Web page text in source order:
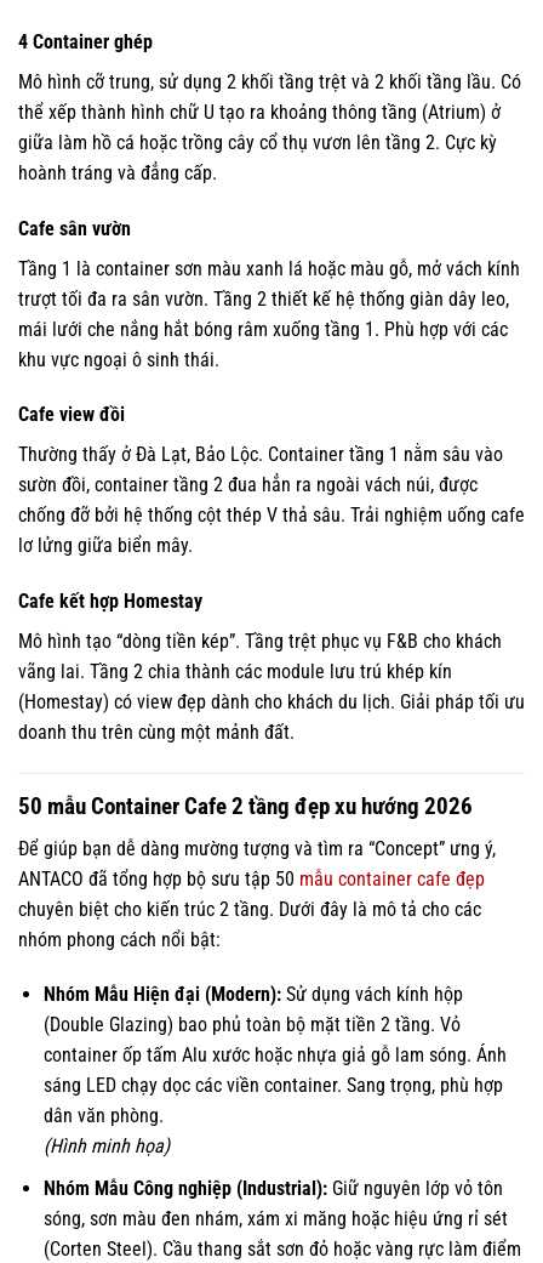
4 Container ghép
Mô hình cỡ trung, sử dụng 2 khối tầng trệt và 2 khối tầng lầu. Có
thể xếp thành hình chữ U tạo ra khoảng thông tầng (Atrium) ở
giữa làm hồ cá hoặc trồng cây cổ thụ vươn lên tầng 2. Cực kỳ
hoành tráng và đẳng cấp.
Cafe sân vườn
Tầng 1 là container sơn màu xanh lá hoặc màu gỗ, mở vách kính
trượt tối đa ra sân vườn. Tầng 2 thiết kế hệ thống giàn dây leo,
mái lưới che nắng hắt bóng râm xuống tầng 1. Phù hợp với các
khu vực ngoại ô sinh thái.
Cafe view đồi
Thường thấy ở Đà Lạt, Bảo Lộc. Container tầng 1 nằm sâu vào
sườn đồi, container tầng 2 đua hẳn ra ngoài vách núi, được
chống đỡ bởi hệ thống cột thép V thả sâu. Trải nghiệm uống cafe
lơ lửng giữa biển mây.
Cafe kết hợp Homestay
Mô hình tạo “dòng tiền kép”. Tầng trệt phục vụ F&B cho khách
vãng lai. Tầng 2 chia thành các module lưu trú khép kín
(Homestay) có view đẹp dành cho khách du lịch. Giải pháp tối ưu
doanh thu trên cùng một mảnh đất.
50 mẫu Container Cafe 2 tầng đẹp xu hướng 2026
Để giúp bạn dễ dàng mường tượng và tìm ra “Concept” ưng ý,
ANTACO đã tổng hợp bộ sưu tập 50 mẫu container cafe đẹp
chuyên biệt cho kiến trúc 2 tầng. Dưới đây là mô tả cho các
nhóm phong cách nổi bật:
Nhóm Mẫu Hiện đại (Modern):Sử dụng vách kính hộp
(Double Glazing) bao phủ toàn bộ mặt tiền 2 tầng. Vỏ
container ốp tấm Alu xước hoặc nhựa giả gỗ lam sóng. Ánh
sáng LED chạy dọc các viền container. Sang trọng, phù hợp
dân văn phòng.
(Hình minh họa)
Nhóm Mẫu Công nghiệp (Industrial):Giữ nguyên lớp vỏ tôn
sóng, sơn màu đen nhám, xám xi măng hoặc hiệu ứng rỉ sét
(Corten Steel). Cầu thang sắt sơn đỏ hoặc vàng rực làm điểm